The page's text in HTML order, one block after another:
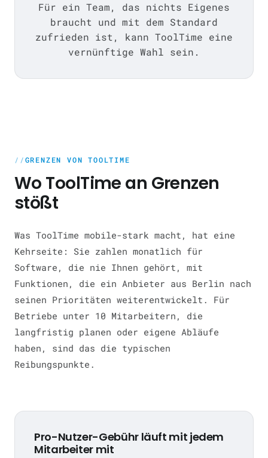
Für ein Team, das nichts Eigenes
braucht und mit dem Standard
zufrieden ist, kann ToolTime eine
vernünftige Wahl sein.
GRENZEN VON TOOLTIME
Wo ToolTime an Grenzen
stößt
Was ToolTime mobile-stark macht, hat eine
Kehrseite: Sie zahlen monatlich für
Software, die nie Ihnen gehört, mit
Funktionen, die ein Anbieter aus Berlin nach
seinen Prioritäten weiterentwickelt. Für
Betriebe unter 10 Mitarbeitern, die
langfristig planen oder eigene Abläufe
haben, sind das die typischen
Reibungspunkte.
Pro-Nutzer-Gebühr läuft mit jedem
Mitarbeiter mit